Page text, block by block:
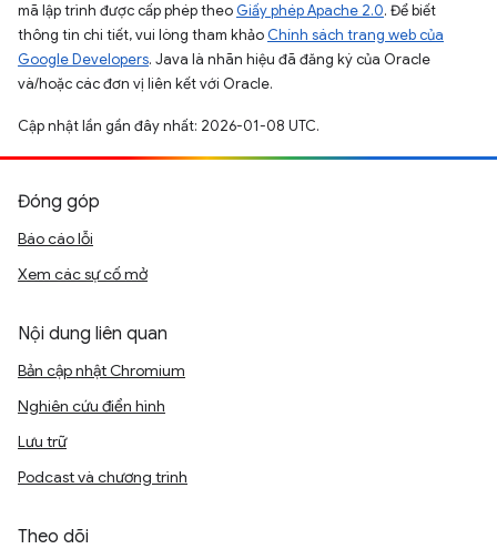
mã lập trình được cấp phép theo Giấy phép Apache 2.0. Để biết
thông tin chi tiết, vui lòng tham khảo Chính sách trang web của
Google Developers. Java là nhãn hiệu đã đăng ký của Oracle
và/hoặc các đơn vị liên kết với Oracle.
Cập nhật lần gần đây nhất: 2026-01-08 UTC.
Đóng góp
Báo cáo lỗi
Xem các sự cố mở
Nội dung liên quan
Bản cập nhật Chromium
Nghiên cứu điển hình
Lưu trữ
Podcast và chương trình
Theo dõi